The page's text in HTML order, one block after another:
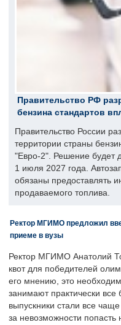
Правительство РФ
бензина стандартов
Правительство России
территории страны
"Евро-2". Решение будет
1 июля 2027 года.
обязаны предоставлять
продаваемого топлива.
Ректор МГИМО предложил
приеме в вузы
Ректор МГИМО Анатолий
квот для победителей
его мнению, это
занимают практически
выпускники стали все
за невозможности